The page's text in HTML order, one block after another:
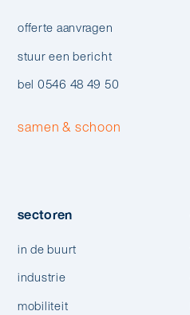
offerte aanvragen
stuur een bericht
bel 0546 48 49 50
samen & schoon
sectoren
in de buurt
industrie
mobiliteit